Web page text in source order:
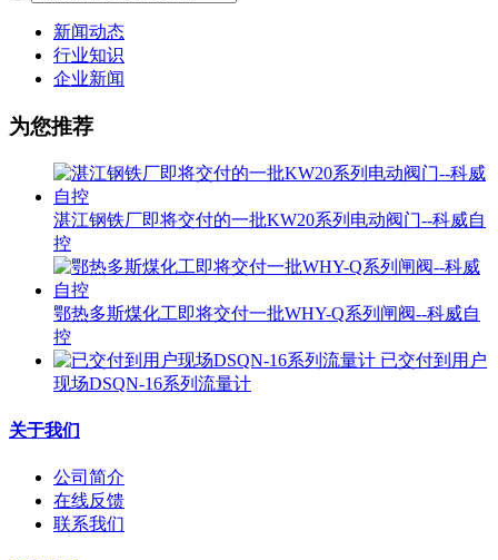
新闻动态
行业知识
企业新闻
为您推荐
湛江钢铁厂即将交付的一批KW20系列电动阀门--科威自
控
鄂热多斯煤化工即将交付一批WHY-Q系列闸阀--科威自
控
已交付到用户
现场DSQN-16系列流量计
关于我们
公司简介
在线反馈
联系我们